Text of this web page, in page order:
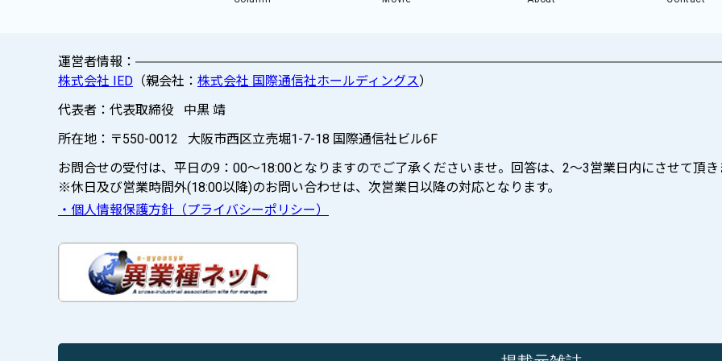
運営者情報：
株式会社 IED （親会社： 株式会社 国際通信社ホールディングス）
代表者：代表取締役 中黒 靖
所在地：〒550-0012 大阪市西区立売堀1-7-18 国際通信社ビル6F
お問合せの受付は、平日の9：00～18:00となりますのでご了承くださいませ。回答は、2〜3営業日内にさせて頂き
※休日及び営業時間外(18:00以降)のお問い合わせは、次営業日以降の対応となります。
・個人情報保護方針（プライバシーポリシー）